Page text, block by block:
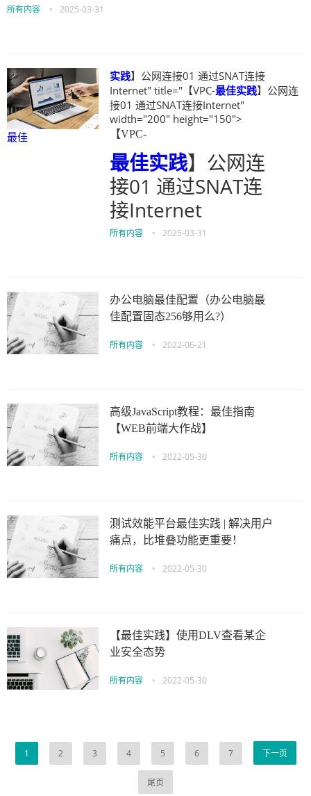
所有内容 • 2025-03-31
最佳
实践】公网连接01 通过SNAT连接
Internet" title="【VPC-最佳实践】公网连
接01 通过SNAT连接Internet"
width="200" height="150">
【VPC-
最佳实践】公网连
接01 通过SNAT连
接Internet
所有内容 • 2025-03-31
办公电脑最佳配置（办公电脑最
佳配置固态256够用么?）
所有内容 • 2022-06-21
高级JavaScript教程：最佳指南
【WEB前端大作战】
所有内容 • 2022-05-30
测试效能平台最佳实践 | 解决用户
痛点，比堆叠功能更重要！
所有内容 • 2022-05-30
【最佳实践】使用DLV查看某企
业安全态势
所有内容 • 2022-05-30
1 2 3 4 5 6 7 下一页
尾页